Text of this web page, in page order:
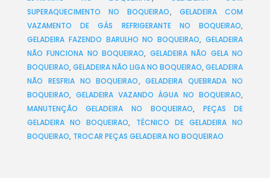
SUPERAQUECIMENTO NO BOQUEIRAO, GELADEIRA COM
VAZAMENTO DE GÁS REFRIGERANTE NO BOQUEIRAO,
GELADEIRA FAZENDO BARULHO NO BOQUEIRAO,GELADEIRA
NÃO FUNCIONA NO BOQUEIRAO, GELADEIRA NÃO GELA NO
BOQUEIRAO,GELADEIRA NÃO LIGA NO BOQUEIRAO,GELADEIRA
NÃO RESFRIA NO BOQUEIRAO,GELADEIRA QUEBRADA NO
BOQUEIRAO, GELADEIRA VAZANDO ÁGUA NO BOQUEIRAO,
MANUTENÇÃO GELADEIRA NO BOQUEIRAO, PEÇAS DE
GELADEIRA NO BOQUEIRAO, TÉCNICO DE GELADEIRA NO
BOQUEIRAO, TROCAR PEÇAS GELADEIRA NO BOQUEIRAO